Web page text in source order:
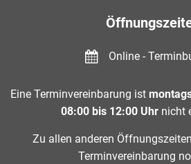
Online -
Eine Terminvereinbarung ist
08:00 bis 12:00 Uhr nicht
Zu allen anderen
Terminvereinbarung